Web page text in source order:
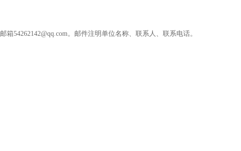
邮箱54262142@qq.com 。邮件注明单位名称、联系人、联系电话。